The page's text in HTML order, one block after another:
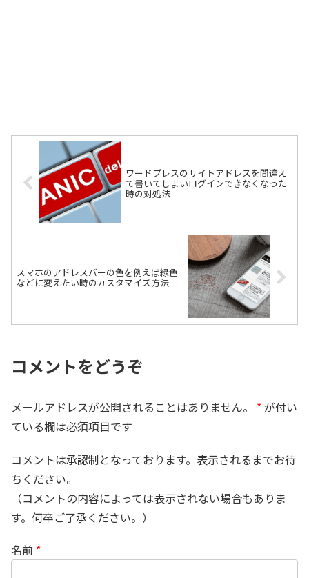
ワードプレスのサイトアドレスを間違え
て書いてしまいログインできなくなった
時の対処法
スマホのアドレスバーの色を例えば緑色
などに変えたい時のカスタマイズ方法
コメントをどうぞ
メールアドレスが公開されることはありません。 *が付い
ている欄は必須項目です
コメントは承認制となっております。表示されるまでお待
ちください。
（コメントの内容によっては表示されない場合もありま
す。何卒ご了承ください。）
名前 *